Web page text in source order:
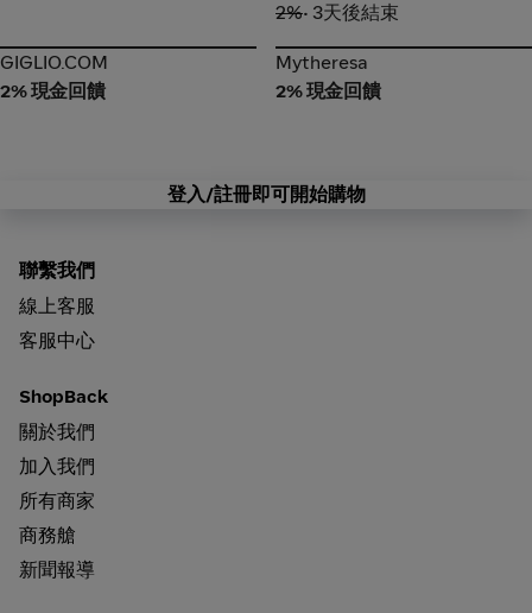
2%• 3天後結束
GIGLIO.COM
GIGLIO.COM
2% 現金回饋
Mytheresa
Mytheresa
2% 現金回饋
登入/註冊即可開始購物
聯繫我們
線上客服
客服中心
ShopBack
關於我們
加入我們
所有商家
商務艙
新聞報導